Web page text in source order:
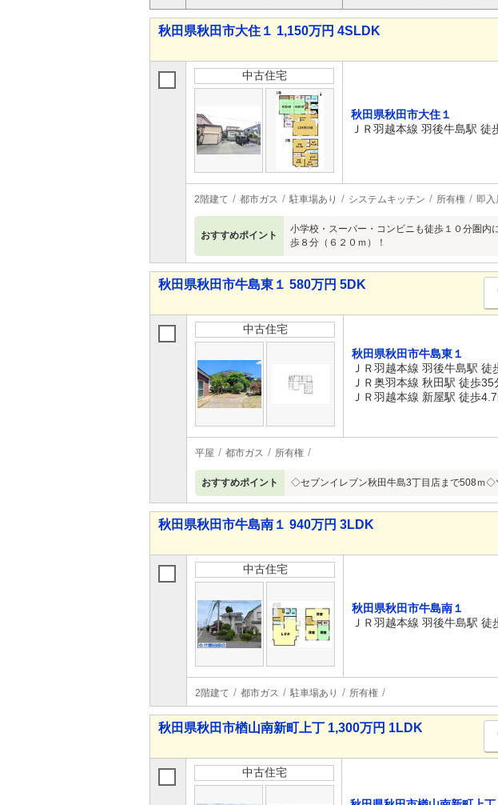
秋田県秋田市大住１ 1,150万円 4SLDK
中古住宅
秋田県秋田市大住１
ＪＲ羽越本線 羽後牛島駅 徒
2階建て 都市ガス 駐車場あり システムキッチン 所有権 即入
おすすめポイント
小学校・スーパー・コンビニも徒歩１０分圏内
歩８分（６２０ｍ）！
秋田県秋田市牛島東１ 580万円 5DK
中古住宅
秋田県秋田市牛島東１
ＪＲ羽越本線 羽後牛島駅 徒
ＪＲ奥羽本線 秋田駅 徒歩35
ＪＲ羽越本線 新屋駅 徒歩
平屋 都市ガス 所有権
おすすめポイント ◇セブンイレブン秋田牛島3丁目店まで508ｍ◇
秋田県秋田市牛島南１ 940万円 3LDK
中古住宅
秋田県秋田市牛島南１
ＪＲ羽越本線 羽後牛島駅 徒
2階建て 都市ガス 駐車場あり 所有権
秋田県秋田市楢山南新町上丁 1,300万円 1LDK
中古住宅